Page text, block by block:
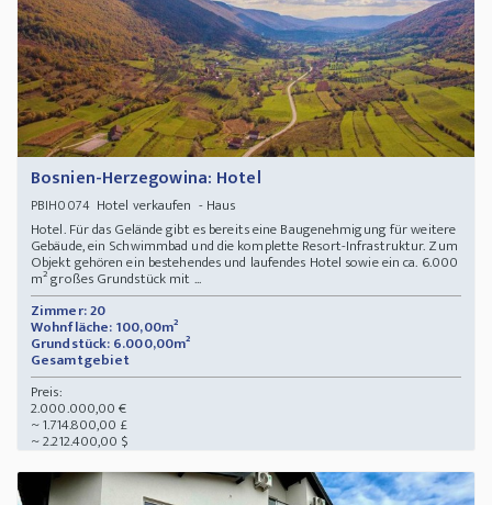
Bosnien-Herzegowina: Hotel
PBIH0074Hotel verkaufen - Haus
Hotel. Für das Gelände gibt es bereits eine Baugenehmigung für weitere
Gebäude, ein Schwimmbad und die komplette Resort-Infrastruktur. Zum
Objekt gehören ein bestehendes und laufendes Hotel sowie ein ca. 6.000
m² großes Grundstück mit ...
Zimmer: 20
Wohnfläche: 100,00m²
Grundstück: 6.000,00m²
Gesamtgebiet
Preis:
2.000.000,00 €
~ 1.714.800,00 £
~ 2.212.400,00 $